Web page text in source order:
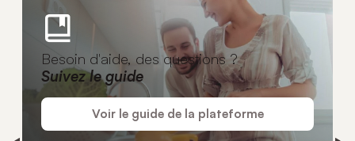
Besoin d'aide, des questions ?
Suivez le guide
Voir le guide de la plateforme